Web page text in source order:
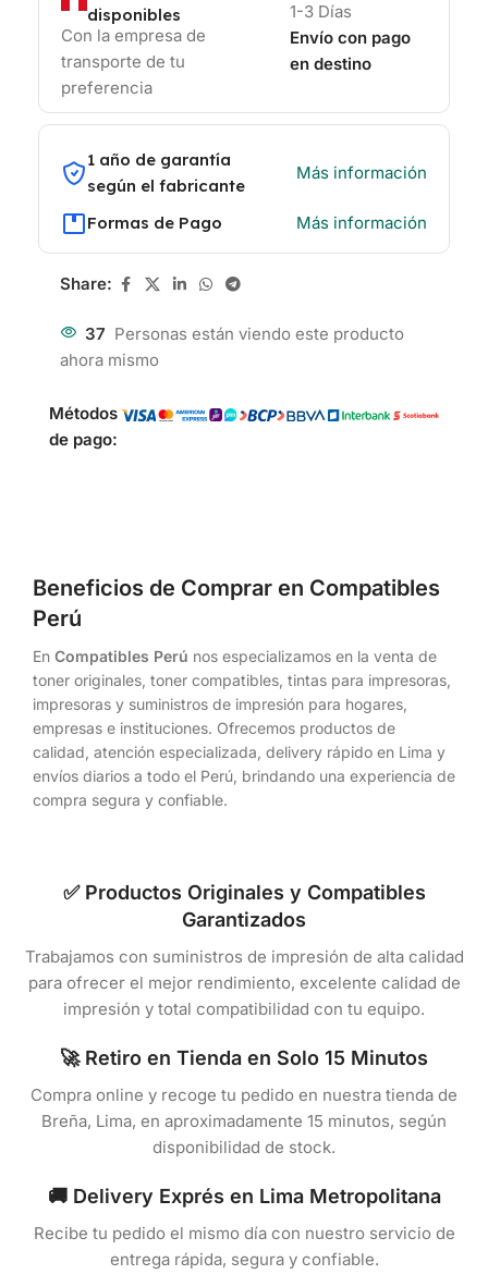
disponibles
Con la empresa de
transporte de tu
preferencia
1-3 Días
Envío con pago
en destino
1 año de garantía
según el fabricante
Más información
Formas de Pago Más información
Share:
37 Personas están viendo este producto
ahora mismo
Métodos
de pago:
Beneficios de Comprar en Compatibles
Perú
En Compatibles Perú nos especializamos en la venta de
toner originales, toner compatibles, tintas para impresoras,
impresoras y suministros de impresión para hogares,
empresas e instituciones. Ofrecemos productos de
calidad, atención especializada, delivery rápido en Lima y
envíos diarios a todo el Perú, brindando una experiencia de
compra segura y confiable.
✅ Productos Originales y Compatibles
Garantizados
Trabajamos con suministros de impresión de alta calidad
para ofrecer el mejor rendimiento, excelente calidad de
impresión y total compatibilidad con tu equipo.
🚀 Retiro en Tienda en Solo 15 Minutos
Compra online y recoge tu pedido en nuestra tienda de
Breña, Lima, en aproximadamente 15 minutos, según
disponibilidad de stock.
🚚 Delivery Exprés en Lima Metropolitana
Recibe tu pedido el mismo día con nuestro servicio de
entrega rápida, segura y confiable.